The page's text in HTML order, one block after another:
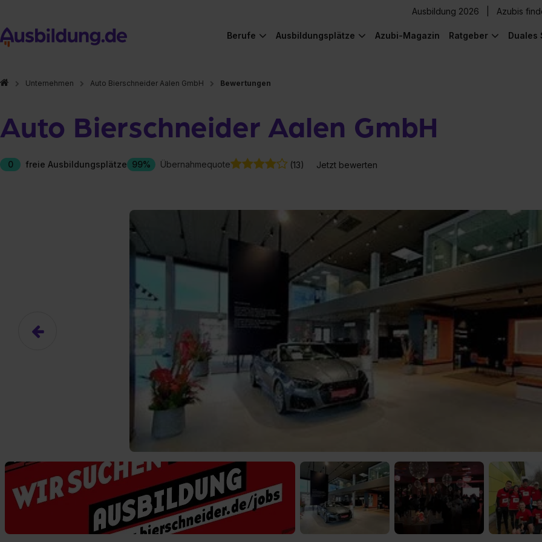
Ausbildung 2026 Azubis
Berufe Ausbildungsplätze Azubi-Magazin Ratgeber Duales
Unternehmen Auto Bierschneider Aalen GmbH Bewertungen
Auto Bierschneider Aalen GmbH
0 freie Ausbildungsplätze 99% Übernahmequote (13) Jetzt bewerten
Hier gibt es (eigentlich) was Cooles zu sehen!
Das hier ist ein Platzhalter für Video-Content von YouTube. Neugierig? Dann schalte die Inhalte jetzt
frei.
Ja, ich erlaube die externen Inhalte von YouTube.
Ich bin damit einverstanden, dass mir die externen Inhalte angezeigt werden. Personenbezogene Daten
an Drittplattformen übermittelt werden. Mehr Infos gibt es in der
Datenschutzerklärung